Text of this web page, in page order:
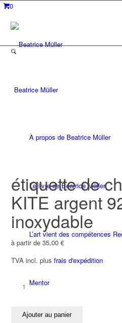
0
Beatrice Müller
À propos de Beatrice Müller
Le livre de Beatrice Müller
L’art vient des compétences
Mentor
étiquette de
KITE argent
inoxydable
à partir de35,00€
TVA incl.plusfrais d'expédition
quantité
Ajouter au panier